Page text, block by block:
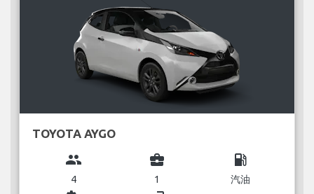
TOYOTA AYGO
group
4
business_center
1
local_gas_station
汽油